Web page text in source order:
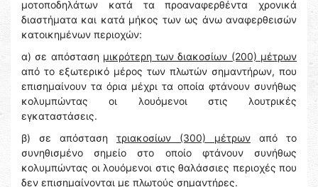
μοτοποδηλάτων κατά τα προαναφερθέντα χρονικά
διαστήματα και κατά μήκος των ως άνω αναφερθεισών
κατοικημένων περιοχών:
α) σε απόσταση μικρότερη των διακοσίων (200) μέτρων
από το εξωτερικό μέρος των πλωτών σημαντήρων, που
επισημαίνουν τα όρια μέχρι τα οποία φτάνουν συνήθως
κολυμπώντας οι λουόμενοι στις λουτρικές
εγκαταστάσεις.
β) σε απόσταση τριακοσίων (300) μέτρων από το
συνηθισμένο σημείο στο οποίο φτάνουν συνήθως
κολυμπώντας οι λουόμενοι στις θαλάσσιες περιοχές που
δεν επισημαίνονται με πλωτούς σημαντήρες.